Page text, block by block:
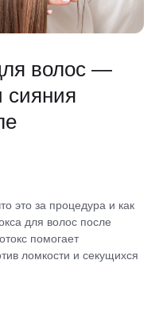
волос —
сияния
это за процедура и как
для волос после
помогает
ломкости и секущихся